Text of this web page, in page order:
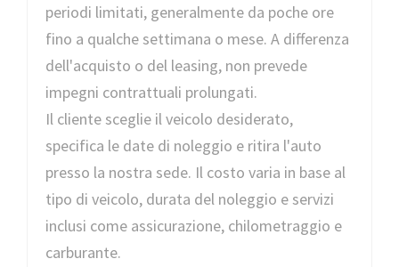
periodi limitati, generalmente da poche ore
fino a qualche settimana o mese. A differenza
dell'acquisto o del leasing, non prevede
impegni contrattuali prolungati.
Il cliente sceglie il veicolo desiderato,
specifica le date di noleggio e ritira l'auto
presso la nostra sede. Il costo varia in base al
tipo di veicolo, durata del noleggio e servizi
inclusi come assicurazione, chilometraggio e
carburante.